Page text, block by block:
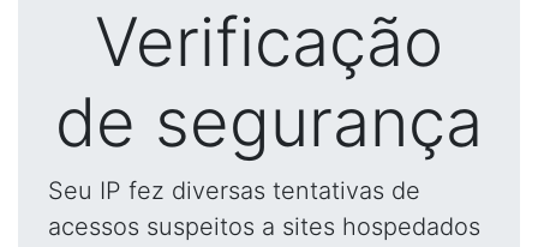
Verificação
de segurança
Seu IP fez diversas tentativas de
acessos suspeitos a sites hospedados